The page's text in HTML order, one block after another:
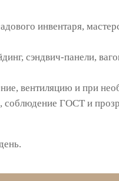
инвентаря,
сэндвич-панели,
вентиляцию и при
соблюдение ГОСТ и